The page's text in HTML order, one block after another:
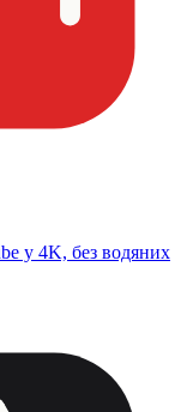
у 4K, без водяних